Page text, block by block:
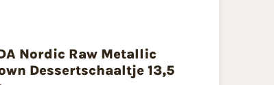
Nordic Raw Metallic
Dessertschaaltje 13,5